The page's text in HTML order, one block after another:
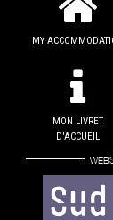
MY
MON LIVRET
D'ACCUEIL